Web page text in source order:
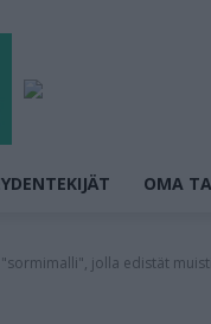
OMA
jolla edistät